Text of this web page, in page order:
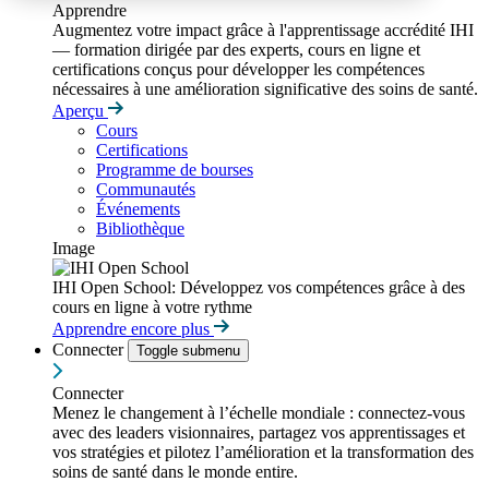
Apprendre
Augmentez votre impact grâce à l'apprentissage accrédité IHI
— formation dirigée par des experts, cours en ligne et
certifications conçus pour développer les compétences
nécessaires à une amélioration significative des soins de santé.
Aperçu
Cours
Certifications
Programme de bourses
Communautés
Événements
Bibliothèque
Image
IHI Open School: Développez vos compétences grâce à des
cours en ligne à votre rythme
Apprendre encore plus
Connecter
Toggle submenu
Connecter
Menez le changement à l’échelle mondiale : connectez-vous
avec des leaders visionnaires, partagez vos apprentissages et
vos stratégies et pilotez l’amélioration et la transformation des
soins de santé dans le monde entire.